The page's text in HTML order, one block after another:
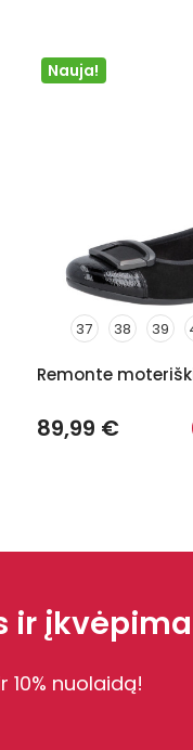
Nauja!
37 38 39
Remonte
89,99 €
ir
nuolaidą!